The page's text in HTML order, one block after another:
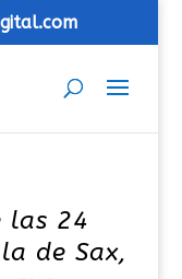
las 24
de Sax,